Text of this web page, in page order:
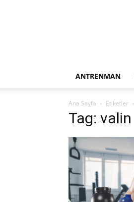
ANTRENMAN
Ana Sayfa Etiketler
Tag: valin